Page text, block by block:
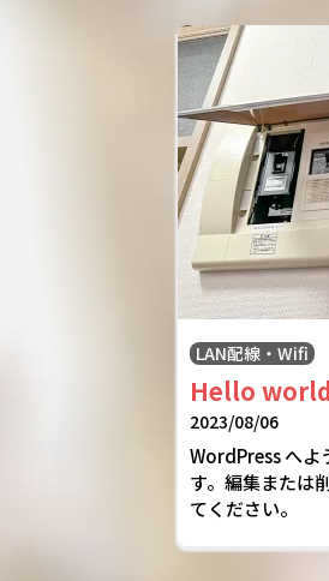
LAN配線・Wifi
Hello
2023/08/06
WordPress へよ
す。編集または
てください。